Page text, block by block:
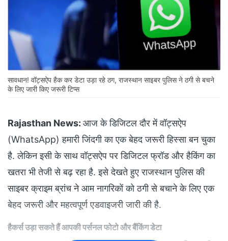
सावधान! वॉट्सऐप हैक कर डेटा उड़ा रहे ठग, राजस्थान साइबर पुलिस ने ठगी से बचने
के लिए जारी किए जरूरी टिप्स
Rajasthan News: आज के डिजिटल दौर में वॉट्सऐप
(WhatsApp) हमारी जिंदगी का एक बेहद जरूरी हिस्सा बन चुका
है. लेकिन इसी के साथ वॉट्सऐप पर डिजिटल फ्रॉड और हैकिंग का
खतरा भी तेजी से बढ़ रहा है. इसे देखते हुए राजस्थान पुलिस की
साइबर क्राइम ब्रांच ने आम नागरिकों को ठगी से बचाने के लिए एक
बेहद जरूरी और महत्वपूर्ण एडवाइजरी जारी की है.
हैकर्स उड़ा सकते हैं आपकी पर्सनल फोटो और बैंकिंग डेटा